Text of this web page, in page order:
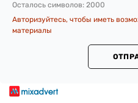
Осталось символов: 2000
Авторизуйтесь, чтобы иметь
материалы